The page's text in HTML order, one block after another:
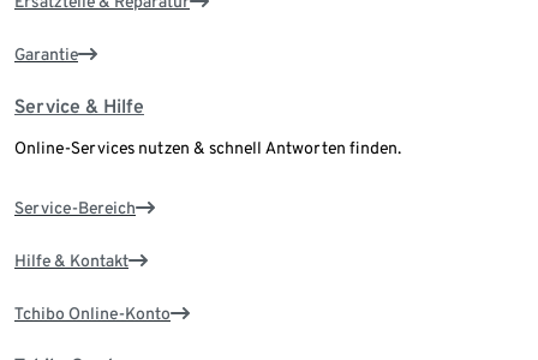
Garantie
Service & Hilfe
Online-Services nutzen & schnell Antworten finden.
Service-Bereich
Hilfe & Kontakt
Tchibo Online-Konto